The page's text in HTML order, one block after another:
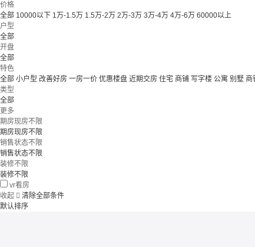
价格
全部 10000以下 1万-1.5万 1.5万-2万 2万-3万 3万-4万 4万-6万 60000以上
户型
全部
开盘
全部
特色
全部 小户型 改善好房 一房一价 优惠楼盘 近期交房 住宅 商铺 写字楼 公寓 别墅 商
类型
全部
更多
期房现房不限
期房现房不限
销售状态不限
销售状态不限
装修不限
装修不限
vr看房
收起  清除全部条件
默认排序